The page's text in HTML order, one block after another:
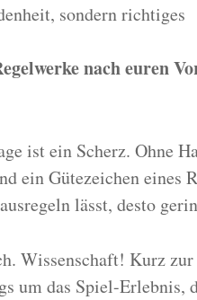
sondern richtiges
nach euren
ist ein Scherz. Ohne
ein Gütezeichen eines
lässt, desto
Wissenschaft! Kurz zur
um das Spiel-Erlebnis,